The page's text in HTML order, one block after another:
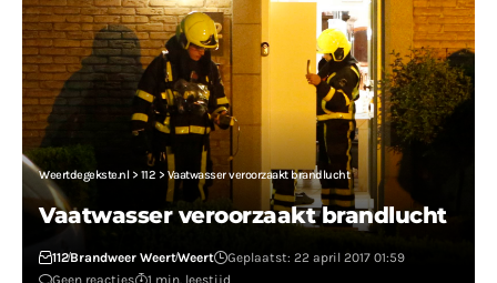
Weertdegekste.nl> 112 > Vaatwasser veroorzaakt brandlucht
Vaatwasser veroorzaakt brandlucht
112Brandweer WeertWeert
Geplaatst: 22 april 2017 01:59
Geen reacties
1 min. leestijd